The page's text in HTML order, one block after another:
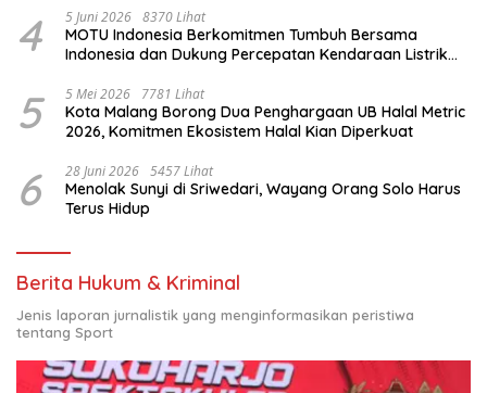
4 5 Juni 2026 8370 Lihat
MOTU Indonesia Berkomitmen Tumbuh Bersama
Indonesia dan Dukung Percepatan Kendaraan Listrik
5 5 Mei 2026 7781 Lihat
Kota Malang Borong Dua Penghargaan UB Halal Metric
2026, Komitmen Ekosistem Halal Kian Diperkuat
6 28 Juni 2026 5457 Lihat
Menolak Sunyi di Sriwedari, Wayang Orang Solo Harus
Terus Hidup
Berita Hukum & Kriminal
Jenis laporan jurnalistik yang menginformasikan peristiwa
tentang Sport